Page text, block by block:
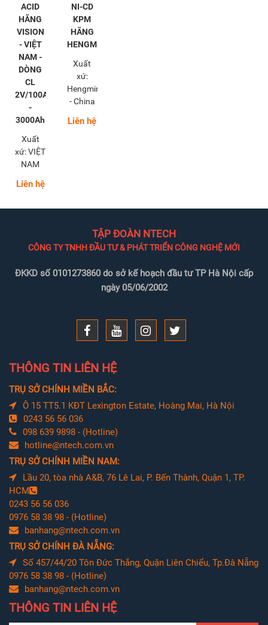
ACID
HÃNG
VISION
- VIỆT
NAM -
DÒNG
CL
2V/100Ah
-
3000Ah
Xuất
xứ: VIỆT
NAM
Liên hệ
NI-CD
KPM
HÃNG
HENGMING
Xuất
xứ:
Hengming
- China
Liên hệ
TẬP ĐOÀN NTECH
CÔNG TY TNHH ĐẦU TƯ & PHÁT TRIỂN CÔNG NGHỆ MỚI
ĐKKD số 0101273860 do sở kế hoạch đầu tư TP Hà Nội cấp
ngày 05/06/2002
THÔNG TIN LIÊN HỆ
TRỤ SỞ CHÍNH MIỀN BẮC:
Ô 15 TT5.1 KĐT Lexington Estate, Hoàng Mai, Hà Nội
0243 56 56 036
098 639 9898 - (Hotline)
hotline@ntech.com.vn
TRỤ SỞ CHÍNH MIỀN NAM:
Lầu 20, tòa nhà A&B, 76 Lê Lai, P. Bến Thành, Quận 1, TP.
HCM
0243 56 56 036
0976 58 38 98 - (Hotline)
banhang@ntech.com.vn
TRỤ SỞ CHÍNH ĐÀ NẴNG:
Số 457/44/20 Tôn Đức Thắng, Quận Liên Chiểu, Tp.Đà Nẵng
0976 58 38 98 - (Hotline)
banhang@ntech.com.vn
THÔNG TIN LIÊN HỆ